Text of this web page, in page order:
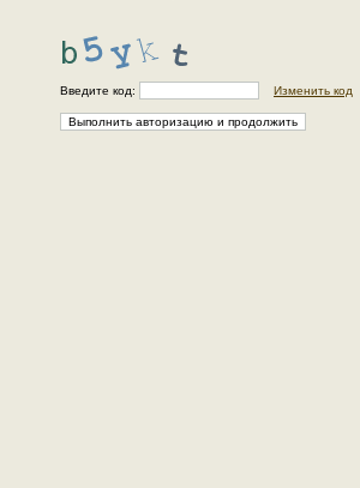
Введите код: Изменить код